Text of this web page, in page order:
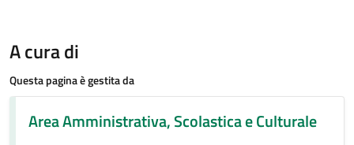
A cura di
Questa pagina è gestita da
Area Amministrativa, Scolastica e Culturale